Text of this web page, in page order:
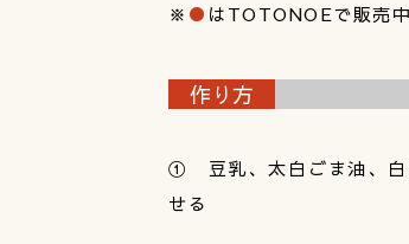
※ ● はTOTONOEで販売中
作り方
① 豆乳、太白ごま油、白
せる